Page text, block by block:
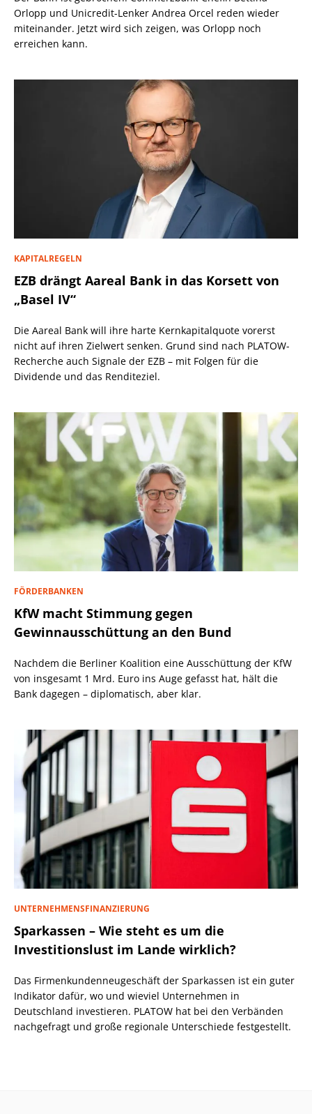
Orlopp und Unicredit-Lenker Andrea Orcel reden wieder
miteinander. Jetzt wird sich zeigen, was Orlopp noch
erreichen kann.
KAPITALREGELN
EZB drängt Aareal Bank in das Korsett von
„Basel IV“
Die Aareal Bank will ihre harte Kernkapitalquote vorerst
nicht auf ihren Zielwert senken. Grund sind nach PLATOW-
Recherche auch Signale der EZB – mit Folgen für die
Dividende und das Renditeziel.
FÖRDERBANKEN
KfW macht Stimmung gegen
Gewinnausschüttung an den Bund
Nachdem die Berliner Koalition eine Ausschüttung der KfW
von insgesamt 1 Mrd. Euro ins Auge gefasst hat, hält die
Bank dagegen – diplomatisch, aber klar.
UNTERNEHMENSFINANZIERUNG
Sparkassen – Wie steht es um die
Investitionslust im Lande wirklich?
Das Firmenkundenneugeschäft der Sparkassen ist ein guter
Indikator dafür, wo und wieviel Unternehmen in
Deutschland investieren. PLATOW hat bei den Verbänden
nachgefragt und große regionale Unterschiede festgestellt.